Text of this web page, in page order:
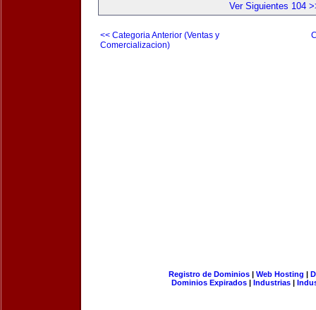
Ver Siguientes 104
<< Categoria Anterior (Ventas y
Comercializacion)
Registro de Dominios| Web Hosting |
Dominios Expirados | Industrias |